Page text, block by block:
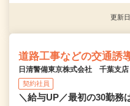
更新
道路工事などの交通誘
日清警備東京株式会社 千葉支店
契約社員
＼給与UP／最初の30勤